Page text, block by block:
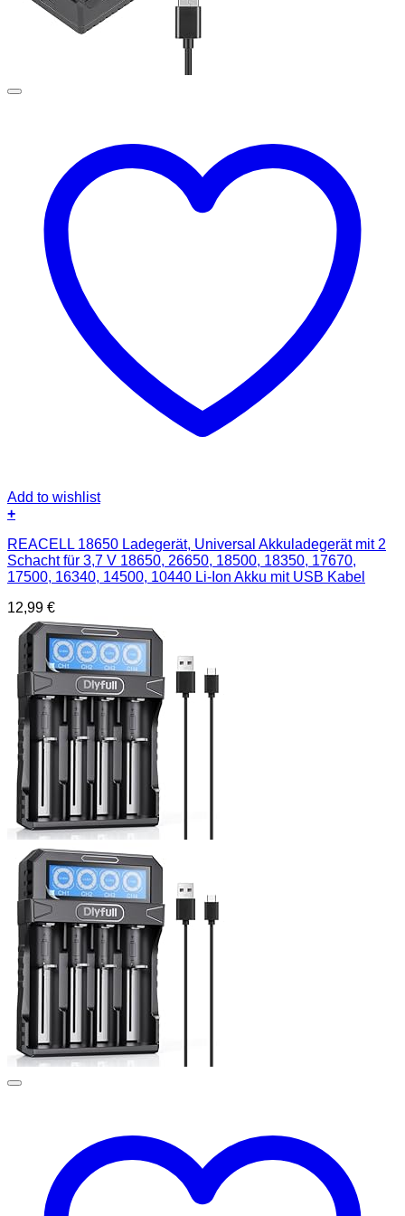
Add to wishlist
+
REACELL 18650 Ladegerät, Universal Akkuladegerät mit 2
Schacht für 3,7 V 18650, 26650, 18500, 18350, 17670,
17500, 16340, 14500, 10440 Li-Ion Akku mit USB Kabel
12,99 €